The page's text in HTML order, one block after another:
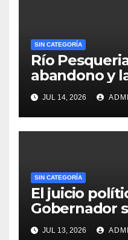
SIN CATEGORÍA
Río
abandono y
en Nuevo
JUL 14, 2026
SIN CATEGORÍA
El juicio
Gobernador
la Garza
JUL 13, 2026